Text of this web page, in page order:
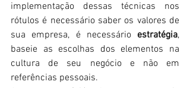
implementação dessas técnicas nos
rótulos é necessário saber os valores de
sua empresa, é necessário estratégia,
baseie as escolhas dos elementos na
cultura de seu negócio e não em
referências pessoais.